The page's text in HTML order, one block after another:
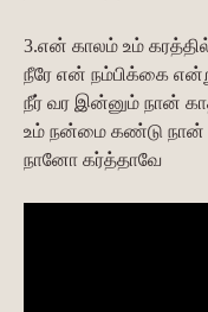
3.என் காலம் உம்
நீரே என் நம்பிக்கை
நீர் வர இன்னும் நான்
உம் நன்மை கண்டு நான்
நானோ கர்த்தாவே